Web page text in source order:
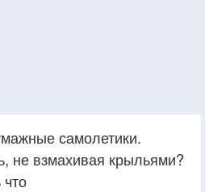
самолетики.
не взмахивая крыльями?